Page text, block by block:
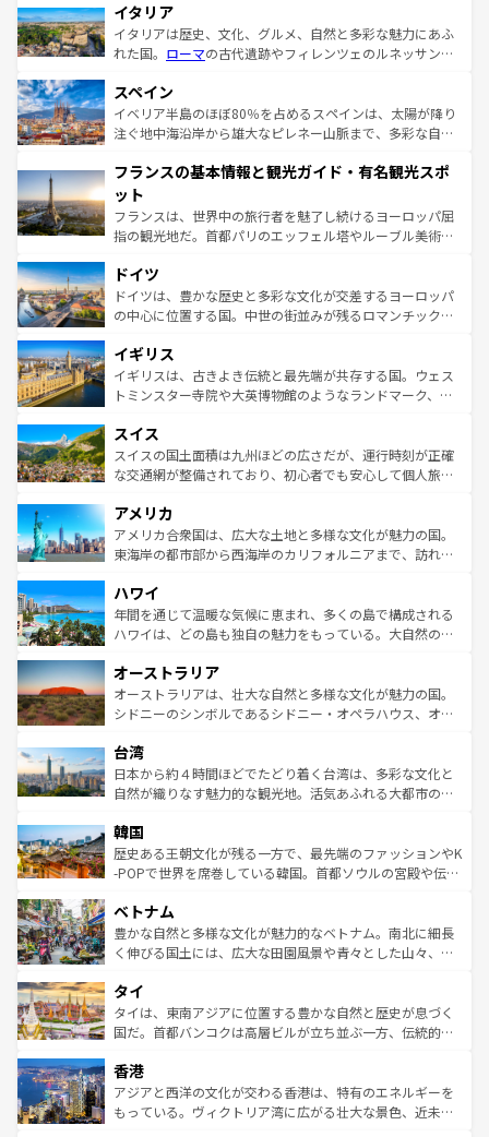
イタリア
イタリアは歴史、文化、グルメ、自然と多彩な魅力にあふ
れた国。 ローマの古代遺跡やフィレンツェのルネッサンス
ろん、トスカーナの美しい田園風景やアマルフィ海岸の絶
景など、自然景観も見逃せない。観光の合間には、本場の
ピザやパスタなど、絶品のイタリア料理を堪能することも
ませてくれるイタリアで、忘れられない旅をしてみよう！
なお、新着のイタリア情報は
しい。
スペイン
イベリア半島のほぼ80％を占めるスペインは、太陽が降り
注ぐ地中海沿岸から雄大なピレネー山脈まで、多彩な自然
文化が根付くこの国では、情熱的なフラメンコ、熱気あふ
れる闘牛、そして美味しいタパスが生活の一部となってい
る。首都マドリードの洗練された雰囲気や、バルセロナの
アートに溢れた街角から、地方では古代ローマ遺跡や中世
せる。地方によって風土や気候が異なるスペインはその個
性で訪れる人を魅了する。 なお、新着のスペイン情報は コ
ンテンツ一覧を参照してほしい。
フランスの基本情報と観光ガイド・有名観光スポ
ット
フランスは、世界中の旅行者を魅了し続けるヨーロッパ屈
指の観光地だ。首都パリのエッフェル塔やルーブル美術館
で、幅広い魅力が詰まっている。華麗な宮殿、歴史的な大
聖堂、美しいビーチ、そして豊かな自然が、訪れる者を心
から魅了する。また、フランスは美食の国としても知ら
いる。シャンパンの発祥地であるランス、プロヴァンスの
香り高いラベンダー畑など、多彩な楽しみ方が可能だ。さ
らに、パリ以外の地域にも魅力が溢れており、どの街角に
れる地方に足を運ぶとそれぞれで全く異なる文化を体験で
きるだろう。 なお、新着のフランス情報はコンテンツ一覧
を参照してほしい。
ドイツ
ドイツは、豊かな歴史と多彩な文化が交差するヨーロッパ
の中心に位置する国。中世の街並みが残るロマンチック街
顔を持つこの国は、どこを歩いても飽きることがない。ベ
ルリンの文化的活気、バイエルン州のアルプスの絶景、そ
してライン川沿いのワイン畑といった風景は必見。ビール
は、お酒好きな人にはぜひ体験してほしい。 なお、新着の
ドイツ情報はコンテンツ一覧を参照してほしい。
イギリス
イギリスは、古きよき伝統と最先端が共存する国。ウェス
トミンスター寺院や大英博物館のようなランドマーク、歴
リアごとに異なる魅力がある。また、優雅なアフタヌーン
ティー、ビール好きにはたまらない英国パブ、サッカー観
戦など、本場だからこそできる体験も豊富。イギリスを旅
ンツ一覧を参照してほしい。
スイス
スイスの国土面積は九州ほどの広さだが、運行時刻が正確
な交通網が整備されており、初心者でも安心して個人旅行
の建物がそのまま残る町や、スイスならではのユニークな
博物館もあり、アルプス観光だけでなく町歩きも満喫する
ことができる。国民の所得が高いため物価も高いが、旅行
ば市内交通費無料で観光を楽しむこともできる。 なお、新
着のスイス情報はコンテンツ一覧 を参照してほしい。
アメリカ
アメリカ合衆国は、広大な土地と多様な文化が魅力の国。
東海岸の都市部から西海岸のカリフォルニアまで、訪れる
のような巨大都市は、観光、ショッピング、エンターテイ
ンメントが詰まった刺激的なスポットだ。一方、アメリカ
西部には大自然が広がり、グランドキャニオンやイエロー
部のニューオーリンズでは、音楽と美食が融合した独特の
文化が魅力。旅行者はアメリカの各地域で異なる魅力を楽
しみながら、その多様性と豊かな歴史を感じることができ
ならではの贅沢な旅のスタイルだ。 なお、新着のアメリカ
情報はコンテンツ一覧を参照してほしい。
ハワイ
年間を通じて温暖な気候に恵まれ、多くの島で構成される
ハワイは、どの島も独自の魅力をもっている。大自然の神
ワイ島は見逃せない。また、定番の観光地といえばオアフ
島だが、静かな自然を求めるならマウイ島やカウアイ島が
おすすめ。エメラルドグリーンに輝く海をはじめ、豊かな
れるおもてなしの心で訪れる人々を迎えてくれるハワイの
人々、おいしいローカルフードやハワイアンミュージッ
ク、伝統的なフラダンスなど、すべてがハワイの魅力を彩
ワイを、存分に味わってほしい。 なお、新着のハワイ情報
はコンテンツ一覧を参照してほしい。
オーストラリア
オーストラリアは、壮大な自然と多様な文化が魅力の国。
シドニーのシンボルであるシドニー・オペラハウス、オー
リアリーフや大陸中央部にそびえるウルル（エアーズロッ
ク）、タスマニアの美しい原生林やケアンズの熱帯雨林な
ど、見どころがたくさん。また、カフェやワイン、オージ
いる。アクティビティも充実しており、サーフィンやダイ
ビング、ハイキングなど、アウトドア好きにはたまらな
い。オーストラリアの多彩な魅力を存分に味わいつくそ
参照してほしい。
台湾
日本から約４時間ほどでたどり着く台湾は、多彩な文化と
自然が織りなす魅力的な観光地。活気あふれる大都市の台
ン）、静ひつな山岳地帯である台湾東部など、都市の喧騒
と山間の静けさが共存しており、訪れる人に新しい発見と
驚きをもたらしてくれる。また、奥深い台湾の食文化も魅
容にもいいと評判のスイーツなど、バラエティ豊かな料理
が味わえる。 なお、新着の台湾情報は コンテンツ一覧を参
照してほしい。
韓国
歴史ある王朝文化が残る一方で、最先端のファッションやK
-POPで世界を席巻している韓国。首都ソウルの宮殿や伝統
き、地方に足を延ばせば四季折々の自然美を楽しむことが
できる。そして、キムチや焼肉、絶品のストリートフード
まで、さまざまな韓国料理が待っている。夜には、韓国な
リティに包まれながら、韓国の多彩な魅力を心ゆくまで味
わってみてほしい。 なお、新着の韓国情報はコンテンツ一
覧を参照してほしい。
ベトナム
豊かな自然と多様な文化が魅力的なベトナム。南北に細長
く伸びる国土には、広大な田園風景や青々とした山々、世
急速な発展と共に伝統が息づく。ハノイの古い町並みやホ
ーチミン市のフランス統治時代の建物も、独特の雰囲気を
醸し出している。また、バラエティの豊かさとおいしさで
とつ。フォーやバインミー、ベトナムコーヒーなどは、ぜ
ひ現地で味わいたい。どの地域を訪れてもあたたかい人々
が旅行者を迎えてくれるので、きっと忘れられない旅にな
タイ
タイは、東南アジアに位置する豊かな自然と歴史が息づく
国だ。首都バンコクは高層ビルが立ち並ぶ一方、伝統的な
の活気が交差している。北部ではチェンマイなどの山岳地
帯で自然と触れ合い、南部ではプーケットやクラビの美し
いビーチでリゾート気分を楽しむことができる。タイ料理
香港
アジアと西洋の文化が交わる香港は、特有のエネルギーを
もっている。ヴィクトリア湾に広がる壮大な景色、近未来